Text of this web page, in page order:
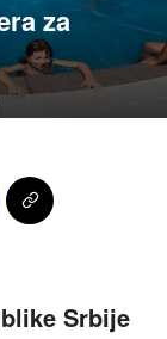
za
Srbije